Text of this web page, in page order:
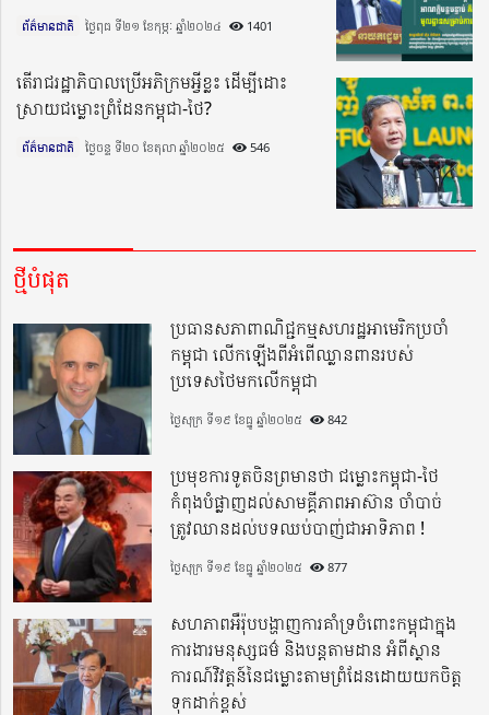
ព័ត៌មានជាតិ ថ្ងៃពុធ ទី២១ ខែកុម្ភៈ ឆ្នាំ២០២៤​ 1401
តើរាជរដ្ឋាភិបាលប្រើអភិក្រមអ្វីខ្លះ ដើម្បីដោះ
ស្រាយជម្លោះព្រំដែនកម្ពុជា-ថៃ?
ព័ត៌មានជាតិ ថ្ងៃចន្ទ ទី២០ ខែតុលា ឆ្នាំ២០២៥​ 546
ថ្មីបំផុត
ប្រធានសភាពាណិជ្ជកម្មសហរដ្ឋអាមេរិកប្រចាំ
កម្ពុជា លើកឡើងពីអំពើឈ្លានពានរបស់
ប្រទេសថៃមកលើកម្ពុជា
ថ្ងៃសុក្រ ទី១៩ ខែធ្នូ ឆ្នាំ២០២៥ 842
ប្រមុខការទូតចិនព្រមានថា ជម្លោះកម្ពុជា-ថៃ
កំពុងបំផ្លាញដល់សាមគ្គីភាពអាស៊ាន ចាំបាច់
ត្រូវឈានដល់បទឈប់បាញ់ជាអាទិភាព !
ថ្ងៃសុក្រ ទី១៩ ខែធ្នូ ឆ្នាំ២០២៥ 877
សហភាពអឺរ៉ុបបង្ហាញការគាំទ្រចំពោះកម្ពុជាក្នុង
ការងារមនុស្សធម៌ និងបន្តតាមដាន អំពីស្ថាន
ការណ៍វិវត្តន៍នៃជម្លោះតាមព្រំដែនដោយយកចិត្ត
ទុកដាក់ខ្ពស់